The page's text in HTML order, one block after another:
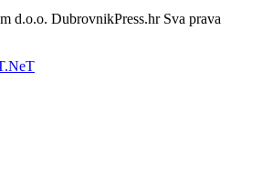
d.o.o. DubrovnikPress.hr Sva prava